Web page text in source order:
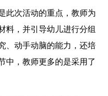
次活动的重点，教师为
料，并引导幼儿进行分组
、动手动脑的能力，还培
中，教师更多的是采用了